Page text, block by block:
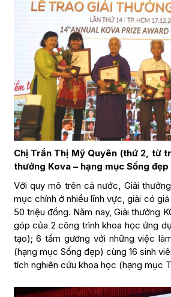
Chị Trần Thị Mỹ Quyên (thứ 2, từ
thưởng Kova – hạng mục Sống đẹp
Với quy mô trên cả nước, Giải
mục chính ở nhiều lĩnh vực, giải có
50 triệu đồng. Năm nay, Giải thưởng
góp của 2 công trình khoa học ứng
tạo); 6 tấm gương với những việc
(hạng mục Sống đẹp) cùng 16 sinh
tích nghiên cứu khoa học (hạng mục